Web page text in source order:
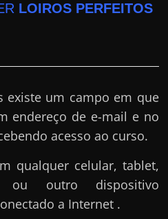
LOIROS PERFEITOS
existe um campo em que
endereço de e-mail e no
acesso ao curso.
qualquer celular, tablet,
ou outro dispositivo
a Internet .